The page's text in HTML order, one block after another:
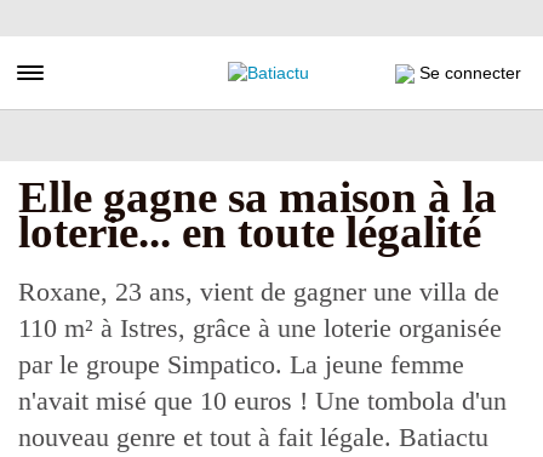
au
principal
Toggle navigation Se connecter
Elle gagne sa maison à la
loterie... en toute légalité
Roxane, 23 ans, vient de gagner une villa de
110 m² à Istres, grâce à une loterie organisée
par le groupe Simpatico. La jeune femme
n'avait misé que 10 euros ! Une tombola d'un
nouveau genre et tout à fait légale. Batiactu